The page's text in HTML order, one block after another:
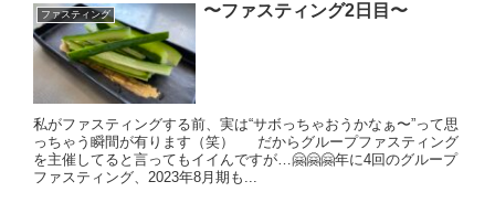
ファスティング 〜ファスティング2日目〜
私がファスティングする前、実は“サボっちゃおうかなぁ〜”って思
っちゃう瞬間が有ります（笑） だからグループファスティング
を主催してると言ってもイイんですが…🤗🤗🤗年に4回のグループ
ファスティング、2023年8月期も...